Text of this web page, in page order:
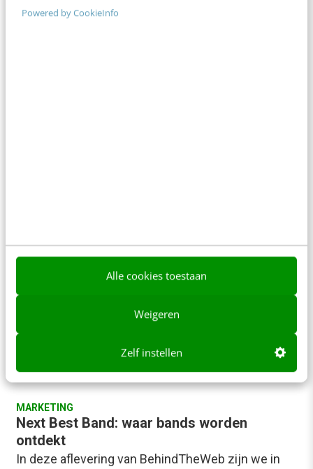
Powered by CookieInfo
Alle cookies toestaan
Weigeren
Zelf instellen
MARKETING
Communities in de muziekwereld: klinkende
cases en knallende cijfers
De muziekwereld laat zien hoe social media aan
een hele branche een nieuwe dynamiek kunnen
geven. Een groeiend aantal partijen daar maakt…
MARKETING
Next Best Band: waar bands worden
ontdekt
In deze aflevering van BehindTheWeb zijn we in